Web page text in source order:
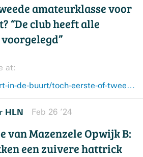
amateurklasse voor
“De club heeft alle
at:
www.hln.be/sport-in-de-buurt/toch-eerste-of-tweede-amateurklasse-voor-eendracht-aalst-de-club-heeft-alle-betaalbewijzen-voorgelegd~a9d9585b/
HLN Feb 26 ’24
van Mazenzele Opwijk B:
een zuivere hattrick